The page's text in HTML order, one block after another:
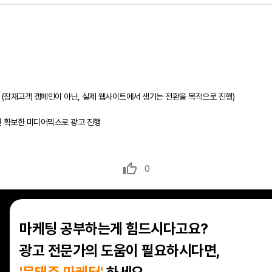
재고객 캠페인이 아닌, 실제 웹사이트에서 생기는 전환을 목적으로 진행)
보, 구글 광고로 리타겟팅 지면 확보한 미디어믹
0
마케팅 공부하는게 힘드시다고요?
광고 전문가의 도움이 필요하시다면,